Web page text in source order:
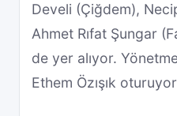
Develi (Çiğdem),
Ahmet Rıfat Şungar
de yer alıyor.
Ethem Özışık